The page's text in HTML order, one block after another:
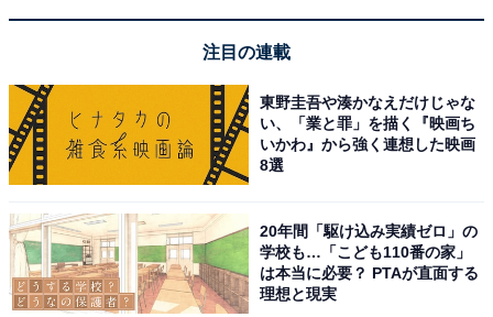
注目の連載
東野圭吾や湊かなえだけじゃな
い、「業と罪」を描く『映画ち
いかわ』から強く連想した映画
8選
20年間「駆け込み実績ゼロ」の
学校も…「こども110番の家」
は本当に必要？ PTAが直面する
理想と現実